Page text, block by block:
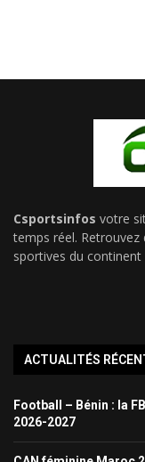
Csportsinfos votre
temps réel.
sportives du continent
ACTUALITÉS
Football – Bénin : la
2026-2027